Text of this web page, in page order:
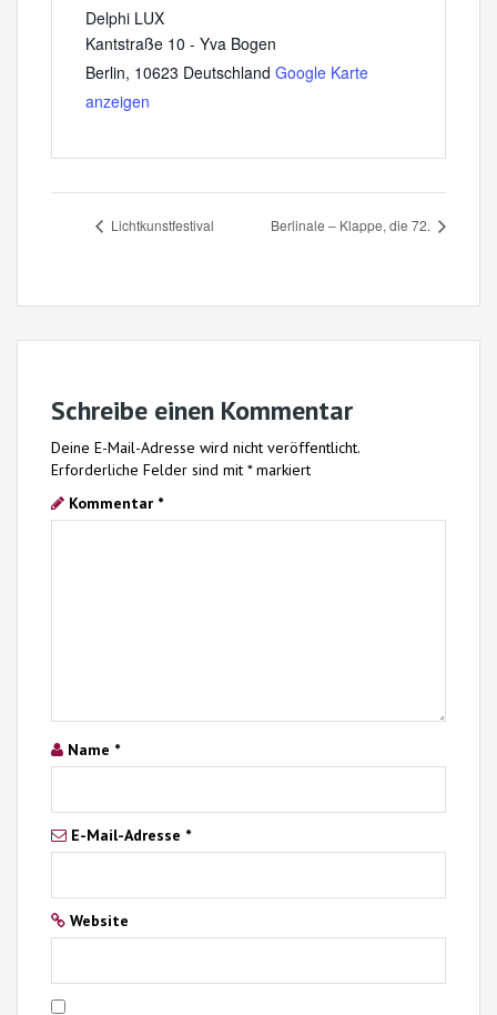
Delphi LUX
Kantstraße 10 - Yva Bogen
Berlin, 10623 Deutschland Google Karte
anzeigen
Lichtkunstfestival Berlinale – Klappe, die 72.
Schreibe einen Kommentar
Deine E-Mail-Adresse wird nicht veröffentlicht.
Erforderliche Felder sind mit *markiert
Kommentar *
Name *
E-Mail-Adresse *
Website